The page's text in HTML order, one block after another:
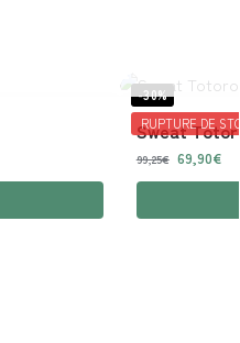
-30%
RUPTURE DE
Sweat
99,25€ 69,90€